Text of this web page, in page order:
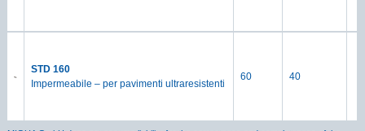
STD 160
Impermeabile – per pavimenti ultraresistenti
60 40